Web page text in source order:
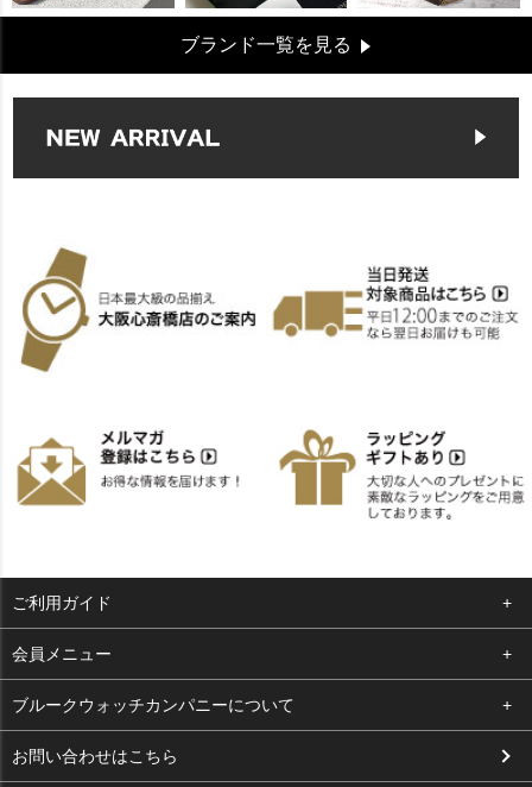
ブランド一覧を見る
ご利用ガイド
よくある質問
支払い・送料
お客様の声
会員メニュー
ログイン
お気に入り
ブルークウォッチカンパニーについて
会社概要
お問い合わせはこちら